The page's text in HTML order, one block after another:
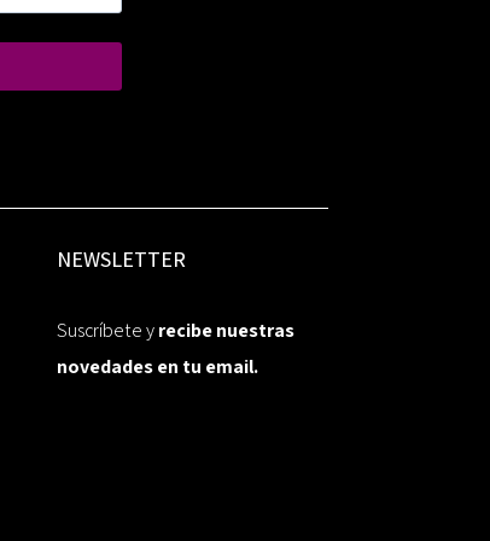
NEWSLETTER
Suscríbete yrecibe nuestras
novedades en tu email.